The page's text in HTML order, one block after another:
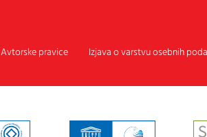
Avtorske pravice Izjava o varstvu osebnih